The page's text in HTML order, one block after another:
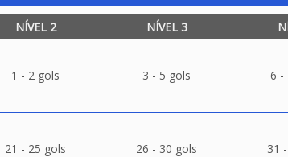
NÍVEL 2 NÍVEL 3
1 - 2 gols 3 - 5 gols 6 -
21 - 25 gols 26 - 30 gols 31